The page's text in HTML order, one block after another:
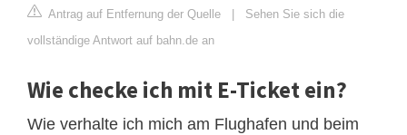
Antrag auf Entfernung der Quelle
Sehen Sie sich die
vollständige Antwort auf bahn.de an
Wie checke ich mit E-Ticket ein?
Wie verhalte ich mich am Flughafen und beim